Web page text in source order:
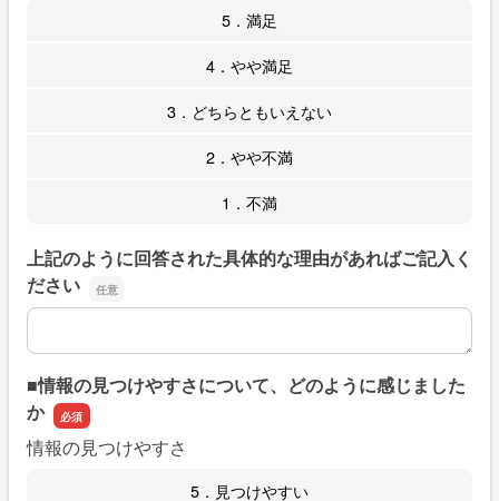
5．満足
4．やや満足
3．どちらともいえない
2．やや不満
1．不満
上記のように回答された具体的な理由があればご記入く
ださい
上記のように回答された具体的な理由があればご記入くだ
■情報の見つけやすさについて、どのように感じました
か
情報の見つけやすさ
5．見つけやすい